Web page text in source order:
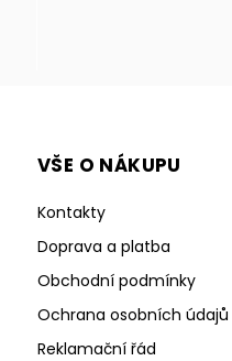
VŠE O NÁKUPU
Kontakty
Doprava a platba
Obchodní podmínky
Ochrana osobních údajů
Reklamační řád